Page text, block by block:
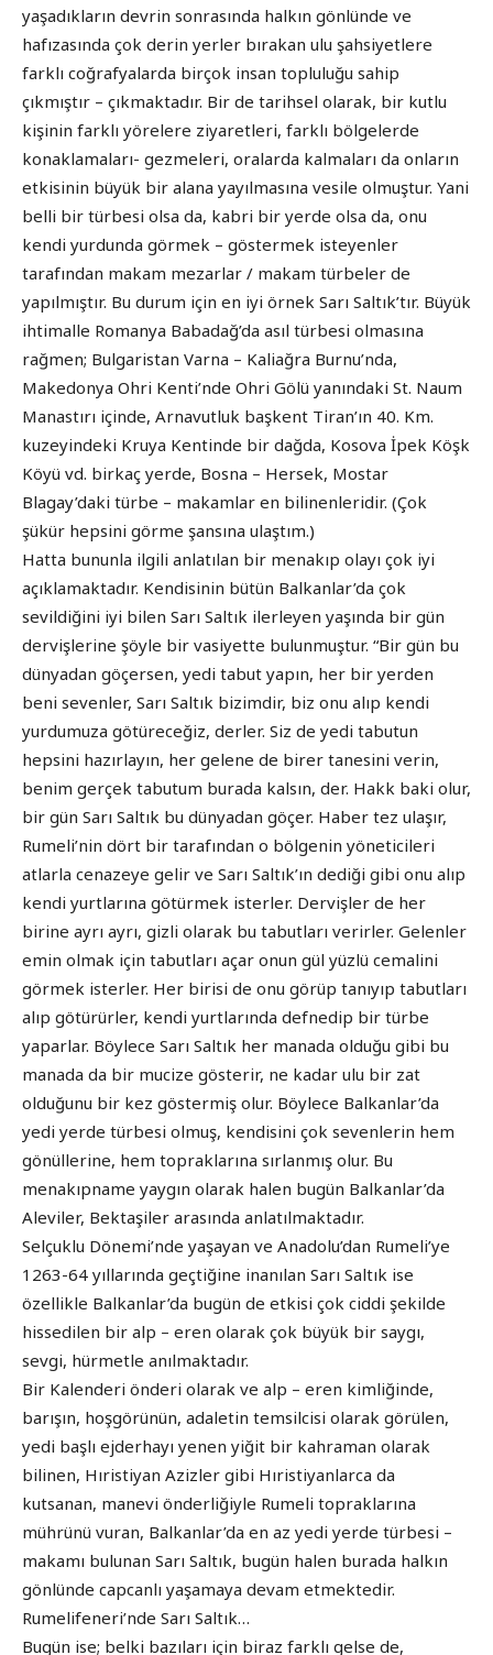
yaşadıkların devrin sonrasında halkın gönlünde ve
hafızasında çok derin yerler bırakan ulu şahsiyetlere
farklı coğrafyalarda birçok insan topluluğu sahip
çıkmıştır – çıkmaktadır. Bir de tarihsel olarak, bir kutlu
kişinin farklı yörelere ziyaretleri, farklı bölgelerde
konaklamaları- gezmeleri, oralarda kalmaları da onların
etkisinin büyük bir alana yayılmasına vesile olmuştur. Yani
belli bir türbesi olsa da, kabri bir yerde olsa da, onu
kendi yurdunda görmek – göstermek isteyenler
tarafından makam mezarlar / makam türbeler de
yapılmıştır. Bu durum için en iyi örnek Sarı Saltık’tır. Büyük
ihtimalle Romanya Babadağ’da asıl türbesi olmasına
rağmen; Bulgaristan Varna – Kaliağra Burnu’nda,
Makedonya Ohri Kenti’nde Ohri Gölü yanındaki St. Naum
Manastırı içinde, Arnavutluk başkent Tiran’ın 40. Km.
kuzeyindeki Kruya Kentinde bir dağda, Kosova İpek Köşk
Köyü vd. birkaç yerde, Bosna – Hersek, Mostar
Blagay’daki türbe – makamlar en bilinenleridir. (Çok
şükür hepsini görme şansına ulaştım.)
Hatta bununla ilgili anlatılan bir menakıp olayı çok iyi
açıklamaktadır. Kendisinin bütün Balkanlar’da çok
sevildiğini iyi bilen Sarı Saltık ilerleyen yaşında bir gün
dervişlerine şöyle bir vasiyette bulunmuştur. “Bir gün bu
dünyadan göçersen, yedi tabut yapın, her bir yerden
beni sevenler, Sarı Saltık bizimdir, biz onu alıp kendi
yurdumuza götüreceğiz, derler. Siz de yedi tabutun
hepsini hazırlayın, her gelene de birer tanesini verin,
benim gerçek tabutum burada kalsın, der. Hakk baki olur,
bir gün Sarı Saltık bu dünyadan göçer. Haber tez ulaşır,
Rumeli’nin dört bir tarafından o bölgenin yöneticileri
atlarla cenazeye gelir ve Sarı Saltık’ın dediği gibi onu alıp
kendi yurtlarına götürmek isterler. Dervişler de her
birine ayrı ayrı, gizli olarak bu tabutları verirler. Gelenler
emin olmak için tabutları açar onun gül yüzlü cemalini
görmek isterler. Her birisi de onu görüp tanıyıp tabutları
alıp götürürler, kendi yurtlarında defnedip bir türbe
yaparlar. Böylece Sarı Saltık her manada olduğu gibi bu
manada da bir mucize gösterir, ne kadar ulu bir zat
olduğunu bir kez göstermiş olur. Böylece Balkanlar’da
yedi yerde türbesi olmuş, kendisini çok sevenlerin hem
gönüllerine, hem topraklarına sırlanmış olur. Bu
menakıpname yaygın olarak halen bugün Balkanlar’da
Aleviler, Bektaşiler arasında anlatılmaktadır.
Selçuklu Dönemi’nde yaşayan ve Anadolu’dan Rumeli’ye
1263-64 yıllarında geçtiğine inanılan Sarı Saltık ise
özellikle Balkanlar’da bugün de etkisi çok ciddi şekilde
hissedilen bir alp – eren olarak çok büyük bir saygı,
sevgi, hürmetle anılmaktadır.
Bir Kalenderi önderi olarak ve alp – eren kimliğinde,
barışın, hoşgörünün, adaletin temsilcisi olarak görülen,
yedi başlı ejderhayı yenen yiğit bir kahraman olarak
bilinen, Hıristiyan Azizler gibi Hıristiyanlarca da
kutsanan, manevi önderliğiyle Rumeli topraklarına
mührünü vuran, Balkanlar’da en az yedi yerde türbesi –
makamı bulunan Sarı Saltık, bugün halen burada halkın
gönlünde capcanlı yaşamaya devam etmektedir.
Rumelifeneri’nde Sarı Saltık…
Bugün ise; belki bazıları için biraz farklı gelse de,